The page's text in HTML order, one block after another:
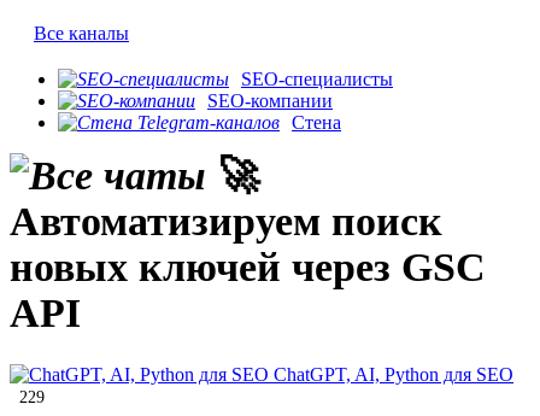
Все каналы
SEO-специалисты
SEO-компании
Стена
🚀
Автоматизируем поиск
новых ключей через GSC
API
ChatGPT, AI, Python для SEO
229